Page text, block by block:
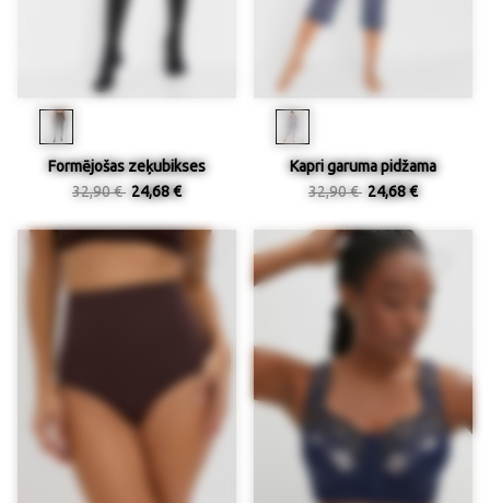
Formējošas zeķubikses
32,90 € 24,68 €
Kapri garuma pidžama
32,90 € 24,68 €